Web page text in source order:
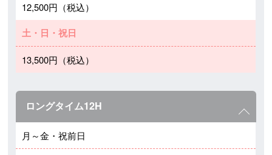
12,500円（税込）
土・日・祝日
13,500円（税込）
ロングタイム12H
月～金・祝前日